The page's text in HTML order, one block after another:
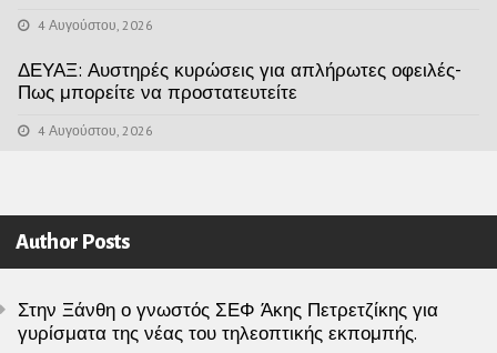
4 Αυγούστου, 2026
ΔΕΥΑΞ: Αυστηρές κυρώσεις για απλήρωτες οφειλές-
Πως μπορείτε να προστατευτείτε
4 Αυγούστου, 2026
Author Posts
Στην Ξάνθη ο γνωστός ΣΕΦ Άκης Πετρετζίκης για
γυρίσματα της νέας του τηλεοπτικής εκπομπής.